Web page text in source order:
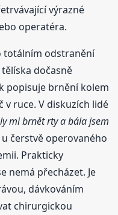
výrazné
operatéra.
totálním odstranění
dočasně
popisuje brnění kolem
ruce. V diskuzích lidé
mi brnět rty a bála jsem
čerstvě operovaného
Prakticky
nemá přecházet. Je
dávkováním
chirurgickou